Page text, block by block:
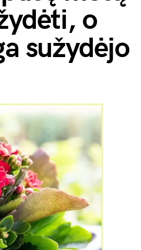
o
sužydėjo